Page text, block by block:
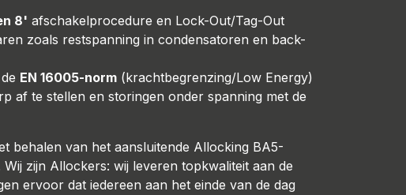
8' afschakelprocedure en Lock-Out/Tag-Out
zoals restspanning in condensatoren en back-
EN 16005-norm (krachtbegrenzing/Low Energy)
af te stellen en storingen onder spanning met de
behalen van het aansluitende Allocking BA5-
zijn Allockers: wij leveren topkwaliteit aan de
ervoor dat iedereen aan het einde van de dag